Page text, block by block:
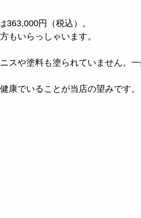
363,000円（税込）。
もいらっしゃいます。
スや塗料も塗られていません。
康でいることが当店の望みです。